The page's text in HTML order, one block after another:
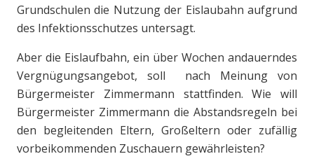
Grundschulen die Nutzung der Eislaubahn aufgrund
des Infektionsschutzes untersagt.
Aber die Eislaufbahn, ein über Wochen andauerndes
Vergnügungsangebot, soll nach Meinung von
Bürgermeister Zimmermann stattfinden. Wie will
Bürgermeister Zimmermann die Abstandsregeln bei
den begleitenden Eltern, Großeltern oder zufällig
vorbeikommenden Zuschauern gewährleisten?